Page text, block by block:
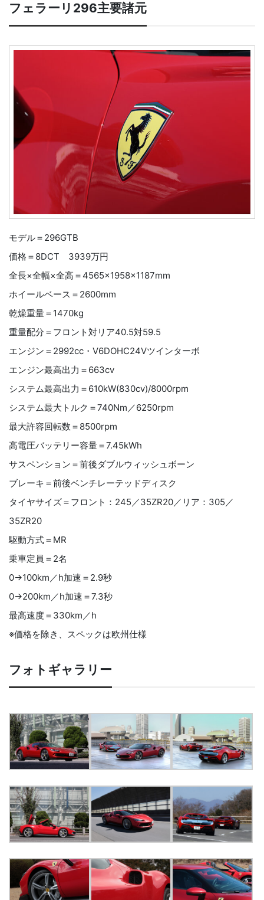
フェラーリ296主要諸元
モデル＝296GTB
価格＝8DCT 3939万円
全長×全幅×全高＝4565×1958×1187mm
ホイールベース＝2600mm
乾燥重量＝1470kg
重量配分＝フロント対リア40.5対59.5
エンジン＝2992cc・V6DOHC24Vツインターボ
エンジン最高出力＝663cv
システム最高出力＝610kW(830cv)/8000rpm
システム最大トルク＝740Nm／6250rpm
最大許容回転数＝8500rpm
高電圧バッテリー容量＝7.45kWh
サスペンション＝前後ダブルウィッシュボーン
ブレーキ＝前後ベンチレーテッドディスク
タイヤサイズ＝フロント：245／35ZR20／リア：305／
35ZR20
駆動方式＝MR
乗車定員＝2名
0→100km／h加速＝2.9秒
0→200km／h加速＝7.3秒
最高速度＝330km／h
※価格を除き、スペックは欧州仕様
フォトギャラリー